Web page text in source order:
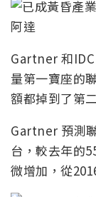
Gartner 和
量第一寶座的
額都掉到了第
Gartner 預測
台，較去年的
微增加，從